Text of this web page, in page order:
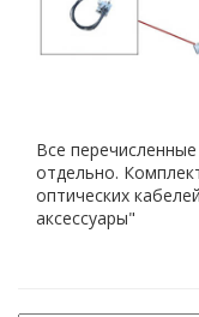
Все
отдельно.
оптических
аксессуары"